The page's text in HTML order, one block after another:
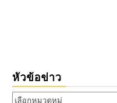
หัวข้อข่าว
หัวข้อ